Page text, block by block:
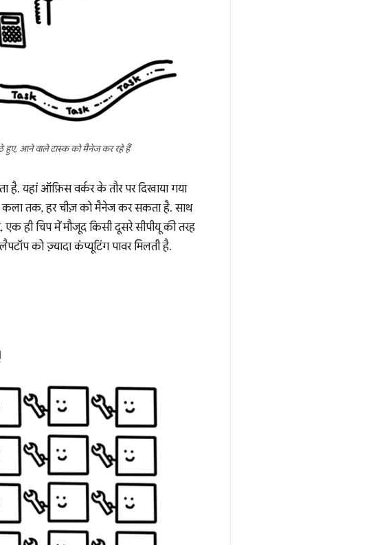
हुए, आने वाले टास्क को मैनेज कर रहे हैं
है. यहां ऑफ़िस वर्कर के तौर पर दिखाया गया
तक, हर चीज़ को मैनेज कर सकता है. साथ
ही चिप में मौजूद किसी दूसरे सीपीयू की तरह
को ज़्यादा कंप्यूटिंग पावर मिलती है.